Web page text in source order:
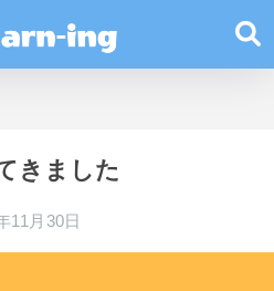
きました
11月30日